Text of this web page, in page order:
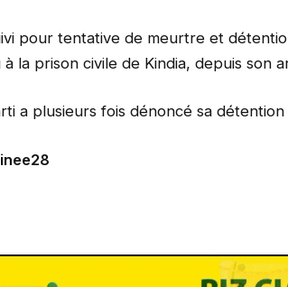
pour tentative de meurtre et
la prison civile de Kindia, depuis son
a plusieurs fois dénoncé sa détention